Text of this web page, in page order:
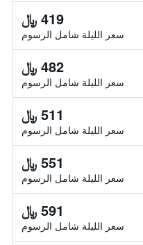
419 ﷼
سعر الليلة شامل الرسوم
482 ﷼
سعر الليلة شامل الرسوم
511 ﷼
سعر الليلة شامل الرسوم
551 ﷼
سعر الليلة شامل الرسوم
591 ﷼
سعر الليلة شامل الرسوم